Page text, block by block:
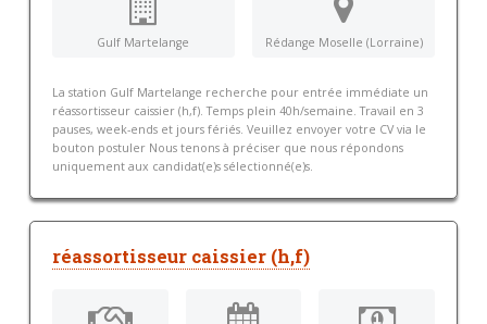
Gulf Martelange Rédange Moselle (Lorraine)
La station Gulf Martelange recherche pour entrée immédiate un
réassortisseur caissier (h,f). Temps plein 40h/semaine. Travail en 3
pauses, week-ends et jours fériés. Veuillez envoyer votre CV via le
bouton postuler Nous tenons à préciser que nous répondons
uniquement aux candidat(e)s sélectionné(e)s.
réassortisseur caissier (h,f)